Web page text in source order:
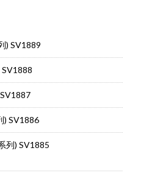
) SV1889
SV1888
) SV1886
列) SV1885